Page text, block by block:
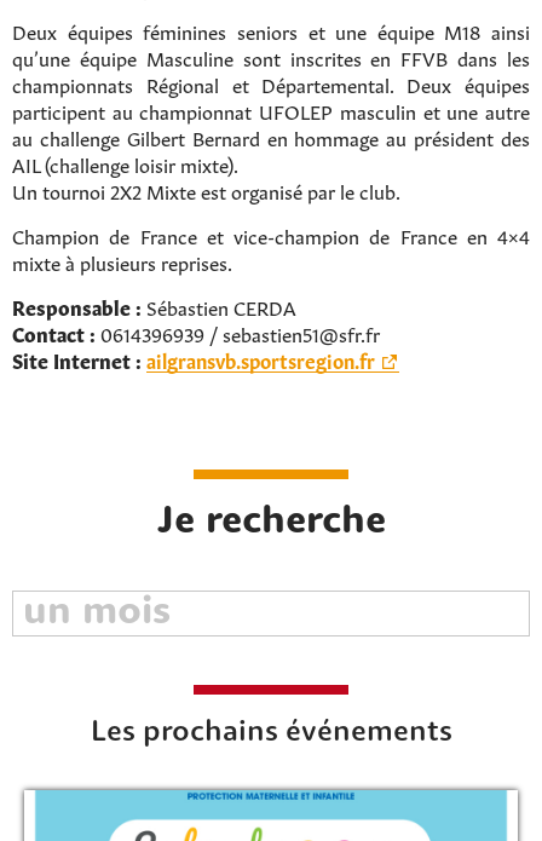
Rechercher sur le site
Deux équipes féminines seniors et une équipe M18 ainsi
qu’une équipe Masculine sont inscrites en FFVB dans les
championnats Régional et Départemental. Deux équipes
participent au championnat UFOLEP masculin et une autre
au challenge Gilbert Bernard en hommage au président des
AIL (challenge loisir mixte).
Un tournoi 2X2 Mixte est organisé par le club.
Champion de France et vice-champion de France en 4×4
mixte à plusieurs reprises.
Responsable : Sébastien CERDA
Contact : 0614396939 / sebastien51@sfr.fr
Site Internet : ailgransvb.sportsregion.fr
Je recherche
Les prochains événements